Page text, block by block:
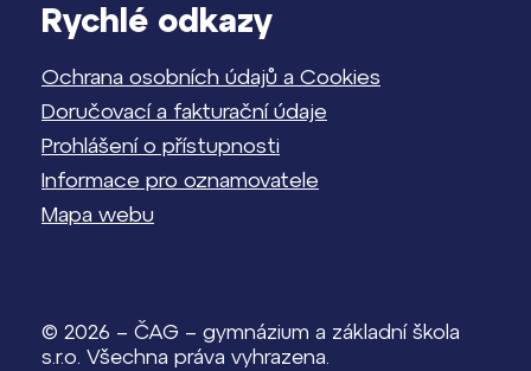
Rychlé odkazy
Ochrana osobních údajů a Cookies
Doručovací a fakturační údaje
Prohlášení o přístupnosti
Informace pro oznamovatele
Mapa webu
© 2026 – ČAG – gymnázium a základní škola
s.r.o. Všechna práva vyhrazena.